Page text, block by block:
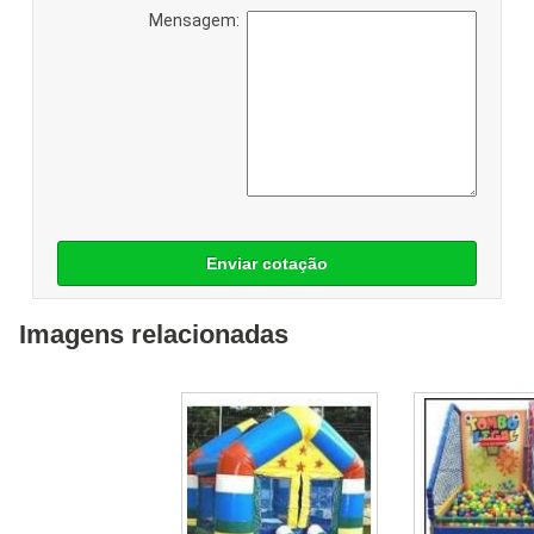
Mensagem:
Enviar cotação
Imagens relacionadas